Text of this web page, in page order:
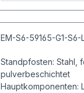
EM-S6-59165-G1-S6-
Standpfosten: Stahl,
pulverbeschichtet
Hauptkomponenten: